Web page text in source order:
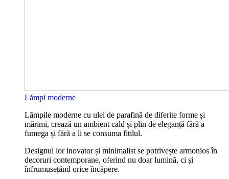
Lămpi moderne
Lămpile moderne cu ulei de parafină de diferite forme și
mărimi, crează un ambient cald și plin de eleganță fără a
fumega și fără a li se consuma fitilul.
Designul lor inovator și minimalist se potrivește armonios în
decoruri contemporane, oferind nu doar lumină, ci și
înfrumusețând orice încăpere.